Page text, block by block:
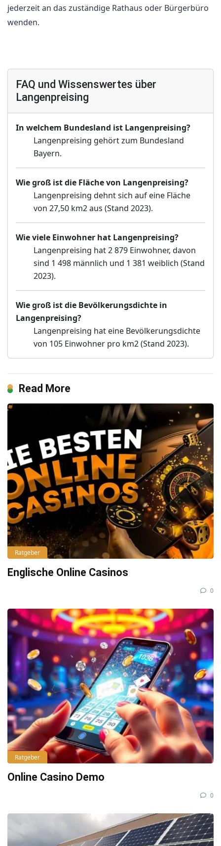
jederzeit an das zuständige Rathaus oder Bürgerbüro
wenden.
FAQ und Wissenswertes über
Langenpreising
In welchem Bundesland ist Langenpreising?
Langenpreising gehört zum Bundesland
Bayern.
Wie groß ist die Fläche von Langenpreising?
Langenpreising dehnt sich auf eine Fläche
von 27,50 km2 aus (Stand 2023).
Wie viele Einwohner hat Langenpreising?
Langenpreising hat 2 879 Einwohner, davon
sind 1 498 männlich und 1 381 weiblich (Stand
2023).
Wie groß ist die Bevölkerungsdichte in
Langenpreising?
Langenpreising hat eine Bevölkerungsdichte
von 105 Einwohner pro km2 (Stand 2023).
Read More
Ratgeber
Englische Online Casinos
0
Ratgeber
Online Casino Demo
0